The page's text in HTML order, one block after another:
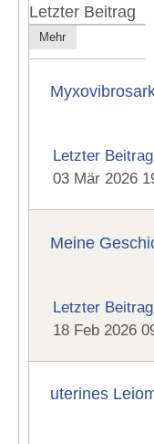
Letzter Beitrag
Mehr
Letzter Beitrag
03 Mär 2026
Meine
Letzter Beitrag
18 Feb 2026
uterines